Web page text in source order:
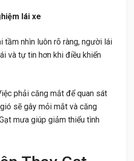
lái xe
tầm nhìn luôn rõ ràng, người lái
và tự tin hơn khi điều khiển
phải căng mắt để quan sát
sẽ gây mỏi mắt và căng
mưa giúp giảm thiểu tình